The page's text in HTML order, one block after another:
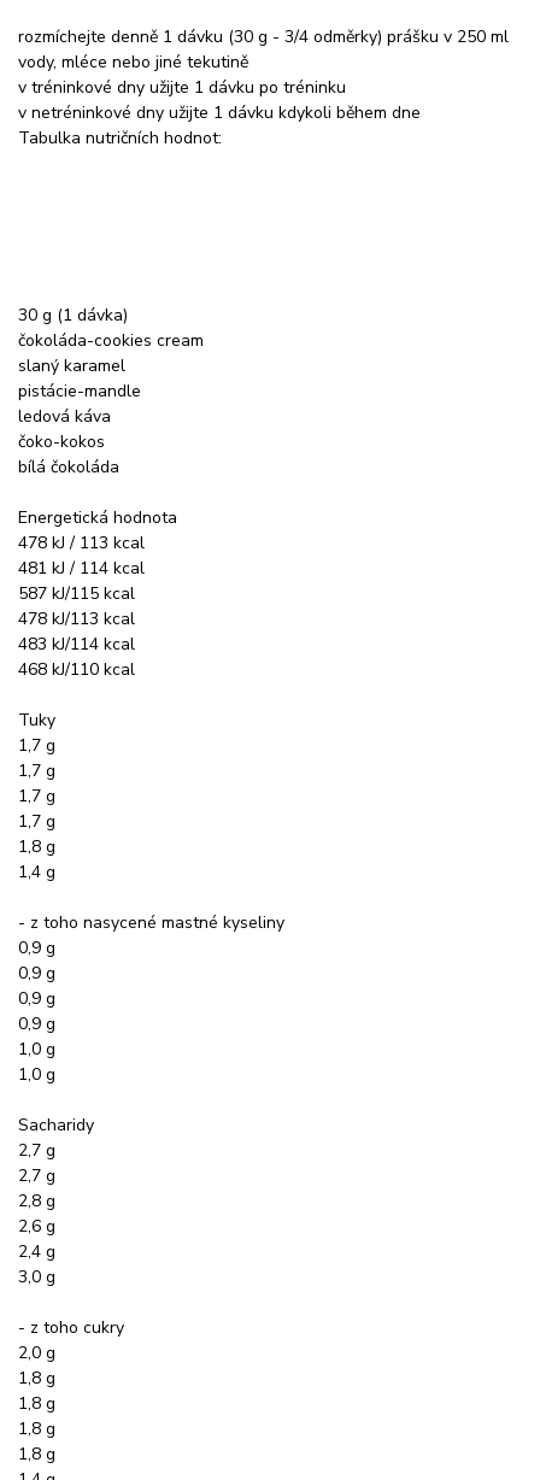
rozmíchejte denně 1 dávku (30 g - 3/4 odměrky) prášku v 250 ml
vody, mléce nebo jiné tekutině
v tréninkové dny užijte 1 dávku po tréninku
v netréninkové dny užijte 1 dávku kdykoli během dne
Tabulka nutričních hodnot:
30 g (1 dávka)
čokoláda-cookies cream
slaný karamel
pistácie-mandle
ledová káva
čoko-kokos
bílá čokoláda
Energetická hodnota
478 kJ / 113 kcal
481 kJ / 114 kcal
587 kJ/115 kcal
478 kJ/113 kcal
483 kJ/114 kcal
468 kJ/110 kcal
Tuky
1,7 g
1,7 g
1,7 g
1,7 g
1,8 g
1,4 g
- z toho nasycené mastné kyseliny
0,9 g
0,9 g
0,9 g
0,9 g
1,0 g
1,0 g
Sacharidy
2,7 g
2,7 g
2,8 g
2,6 g
2,4 g
3,0 g
- z toho cukry
2,0 g
1,8 g
1,8 g
1,8 g
1,8 g